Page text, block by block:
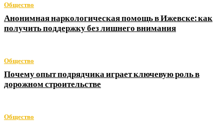
Общество
Анонимная наркологическая помощь в Ижевске: как
получить поддержку без лишнего внимания
Общество
Почему опыт подрядчика играет ключевую роль в
дорожном строительстве
Общество